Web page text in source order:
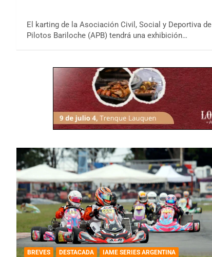
El karting de la Asociación Civil, Social y Deportiva de
Pilotos Bariloche (APB) tendrá una exhibición…
BREVES DESTACADA
IAME SERIES ARGENTINA